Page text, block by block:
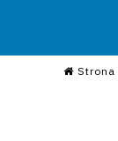
Strona